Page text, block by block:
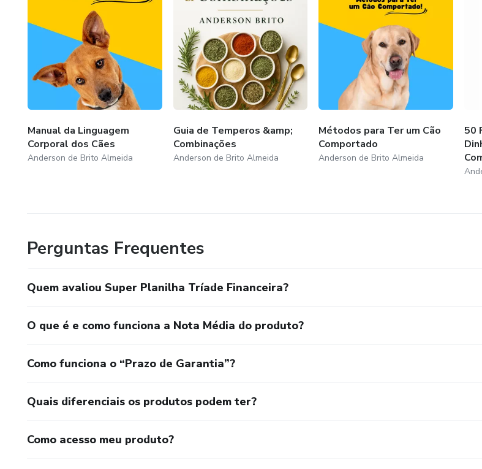
Manual da Linguagem
Corporal dos Cães
Anderson de Brito Almeida
Guia de Temperos &amp;
Combinações
Anderson de Brito Almeida
Métodos para Ter um Cão
Comportado
Anderson de Brito Almeida
50
Perguntas Frequentes
Quem avaliou Super Planilha Tríade Financeira?
O que é e como funciona a Nota Média do produto?
Como funciona o “Prazo de Garantia”?
Quais diferenciais os produtos podem ter?
Como acesso meu produto?